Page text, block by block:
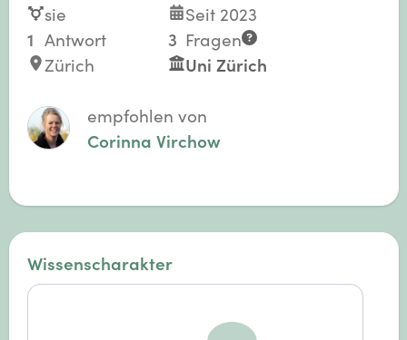
sie
Seit 2023
1 Antwort 3 Fragen
Zürich
Uni Zürich
empfohlen von
Corinna Virchow
Wissenscharakter